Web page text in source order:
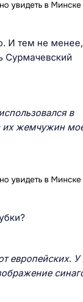
И тем не менее,
Сурмачевский
в
их жемчужин
европейских. У